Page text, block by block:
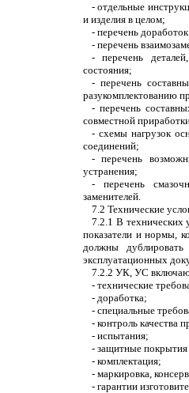
- отдельные
и изделия в целом;
- перечень
- перечень
- перечень
состояния;
- перечень
разукомплектованию
- перечень
совместной
- схемы нагрузок
соединений;
- перечень
устранения;
- перечень
заменителей.
7.2 Технические
7.2.1 В технических
показатели и нормы,
должны
эксплуатационных
7.2.2 УК, УС
- технические
- доработка;
- специальные
- контроль качества
- испытания;
- защитные покрытия
- комплектация;
- маркировка,
- гарантии